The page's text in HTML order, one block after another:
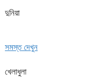
দুনিয়া
সমস্ত দেখুন
খেলাধুলা